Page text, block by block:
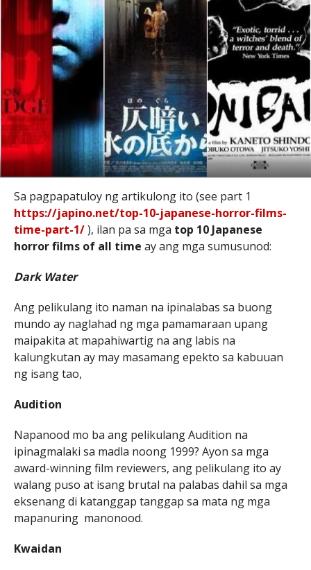
Sa pagpapatuloy ng artikulong ito (see part 1
https://japino.net/top-10-japanese-horror-films-
time-part-1/), ilan pa sa mga top 10 Japanese
horror films of all time ay ang mga sumusunod:
Dark Water
Ang pelikulang ito naman na ipinalabas sa buong
mundo ay naglahad ng mga pamamaraan upang
maipakita at mapahiwartig na ang labis na
kalungkutan ay may masamang epekto sa kabuuan
ng isang tao,
Audition
Napanood mo ba ang pelikulang Audition na
ipinagmalaki sa madla noong 1999? Ayon sa mga
award-winning film reviewers, ang pelikulang ito ay
walang puso at isang brutal na palabas dahil sa mga
eksenang di katanggap tanggap sa mata ng mga
mapanuring manonood.
Kwaidan